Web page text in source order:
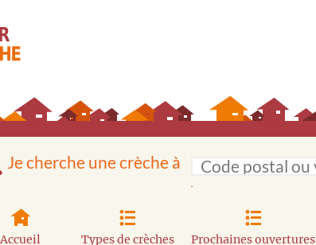
Je cherche une crèche à
Accueil Types de crèches Prochaines ouvertures